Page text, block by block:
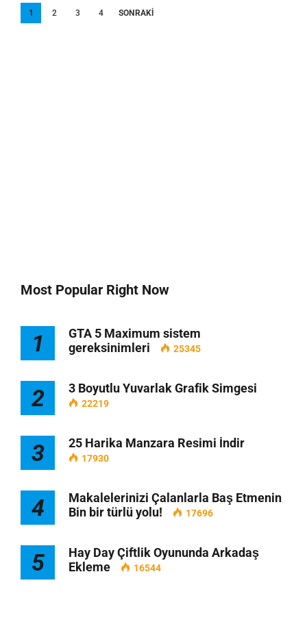
Yazı
1 2 3 4 SONRAKI
Most Popular Right Now
1
GTA 5 Maximum sistem
gereksinimleri
25345
2 3 Boyutlu Yuvarlak Grafik Simgesi
22219
3 25 Harika Manzara Resimi İndir
17930
4
Makalelerinizi Çalanlarla Baş Etmenin
Bin bir türlü yolu!
17696
5
Hay Day Çiftlik Oyununda Arkadaş
Ekleme
16544